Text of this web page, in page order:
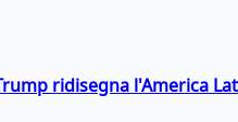
ridisegna l'America